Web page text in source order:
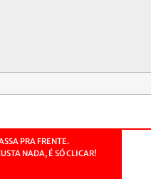
PRA FRENTE.
NADA, É SÓ CLICAR!